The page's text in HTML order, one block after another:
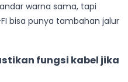
warna sama, tapi
bisa punya tambahan jalur
fungsi kabel jika